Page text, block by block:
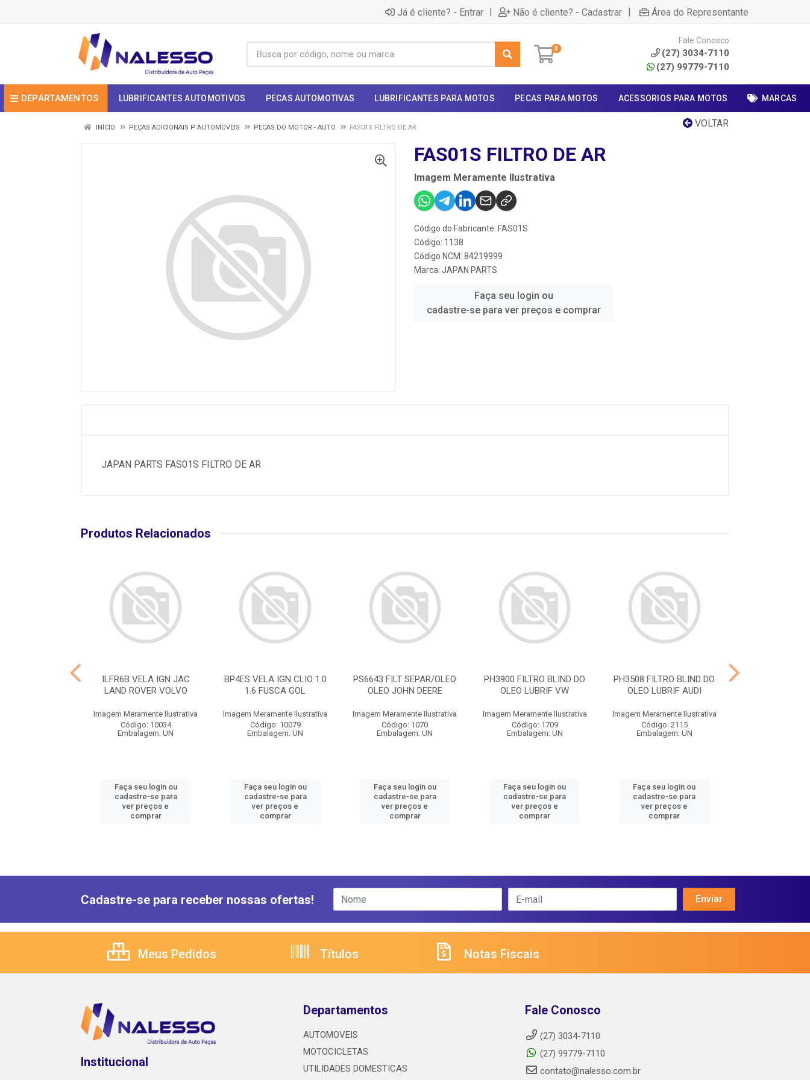
Já é cliente? - Entrar | Não é cliente? - Cadastrar | Área do Representante
0
Fale Conosco
(27) 3034-7110
(27) 99779-7110
DEPARTAMENTOS LUBRIFICANTES AUTOMOTIVOS PECAS AUTOMOTIVAS LUBRIFICANTES PARA MOTOS PECAS PARA MOTOS ACESSORIOS PARA MOTOS MARCAS
VOLTAR
INÍCIO PEÇAS ADICIONAIS P AUTOMOVEIS PECAS DO MOTOR - AUTO FAS01S FILTRO DE AR
FAS01S FILTRO DE AR
Imagem Meramente Ilustrativa
Código do Fabricante: FAS01S
Código: 1138
Código NCM: 84219999
Marca: JAPAN PARTS
Faça seu login ou
cadastre-se para ver preços e comprar
JAPAN PARTS FAS01S FILTRO DE AR
Produtos Relacionados
ILFR6B VELA IGN JAC
LAND ROVER VOLVO
Imagem Meramente Ilustrativa
Código: 10034
Embalagem: UN
Faça seu login ou
cadastre-se para
ver preços e
comprar
BP4ES VELA IGN CLIO 1.0
1.6 FUSCA GOL
Imagem Meramente Ilustrativa
Código: 10079
Embalagem: UN
Faça seu login ou
cadastre-se para
ver preços e
comprar
PS6643 FILT SEPAR/OLEO
OLEO JOHN DEERE
Imagem Meramente Ilustrativa
Código: 1070
Embalagem: UN
Faça seu login ou
cadastre-se para
ver preços e
comprar
PH3900 FILTRO BLIND DO
OLEO LUBRIF VW
Imagem Meramente Ilustrativa
Código: 1709
Embalagem: UN
Faça seu login ou
cadastre-se para
ver preços e
comprar
PH3508 FILTRO BLIND DO
OLEO LUBRIF AUDI
Imagem Meramente Ilustrativa
Código: 2115
Embalagem: UN
Faça seu login ou
cadastre-se para
ver preços e
comprar
Cadastre-se para receber nossas ofertas!
Meus Pedidos Títulos Notas Fiscais
Institucional
Departamentos
AUTOMOVEIS
MOTOCICLETAS
UTILIDADES DOMESTICAS
Fale Conosco
(27) 3034-7110
(27) 99779-7110
contato@nalesso.com.br